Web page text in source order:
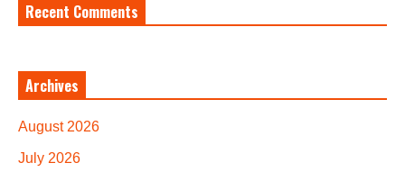
Recent Comments
Archives
August 2026
July 2026